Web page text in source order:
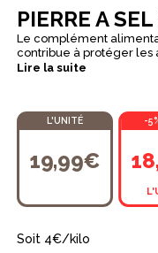
PIERRE A
Le complément
contribue à protéger les
ingestion, l’ail émet des
complémentation
Lire la suite
L'UNITÉ
19,99€
-
Soit 4€/kilo